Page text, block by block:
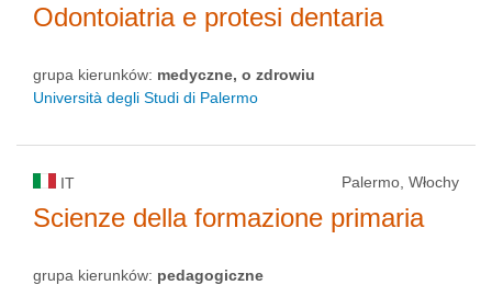
Odontoiatria e protesi dentaria
grupa kierunków: medyczne, o zdrowiu
Università degli Studi di Palermo
IT Palermo, Włochy
Scienze della formazione primaria
grupa kierunków: pedagogiczne